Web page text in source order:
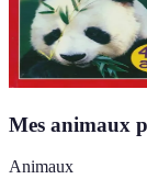
Mes animaux
Animaux